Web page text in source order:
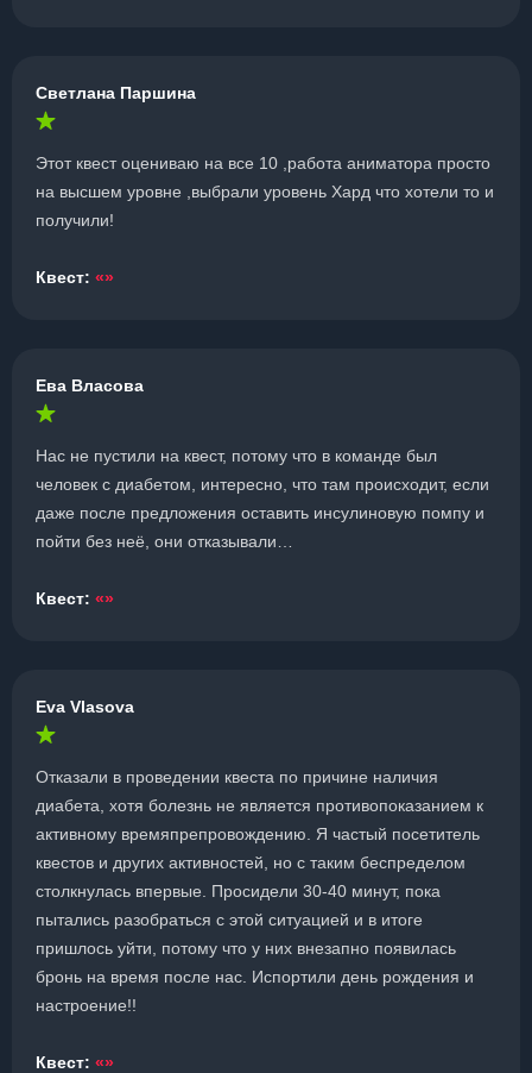
Светлана Паршина
Этот квест оцениваю на все 10 ,работа аниматора просто
на высшем уровне ,выбрали уровень Хард что хотели то и
получили!
Квест: «»
Ева Власова
Нас не пустили на квест, потому что в команде был
человек с диабетом, интересно, что там происходит, если
даже после предложения оставить инсулиновую помпу и
пойти без неё, они отказывали…
Квест: «»
Eva Vlasova
Отказали в проведении квеста по причине наличия
диабета, хотя болезнь не является противопоказанием к
активному времяпрепровождению. Я частый посетитель
квестов и других активностей, но с таким беспределом
столкнулась впервые. Просидели 30-40 минут, пока
пытались разобраться с этой ситуацией и в итоге
пришлось уйти, потому что у них внезапно появилась
бронь на время после нас. Испортили день рождения и
настроение!!
Квест: «»